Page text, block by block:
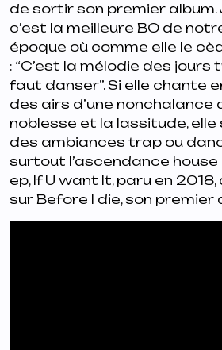
de sortir son premier
c’est la meilleure BO de
époque où comme elle le
: “C’est la mélodie des jours
faut danser”. Si elle chante
des airs d’une nonchalance
noblesse et la lassitude,
des ambiances trap ou
surtout l’ascendance
ep, If U want It, paru en
sur Before I die, son premier